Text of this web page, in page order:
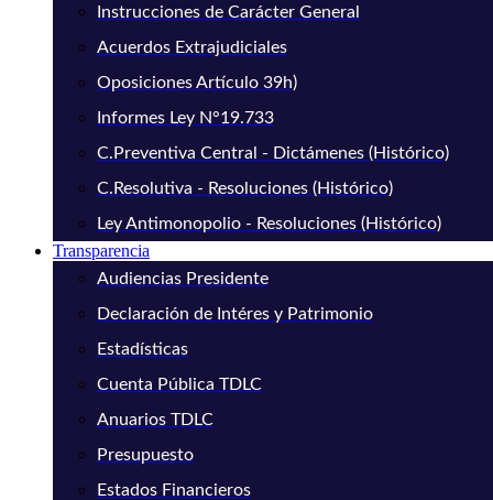
Instrucciones de Carácter General
Acuerdos Extrajudiciales
Oposiciones Artículo 39h)
Informes Ley N°19.733
C.Preventiva Central - Dictámenes (Histórico)
C.Resolutiva - Resoluciones (Histórico)
Ley Antimonopolio - Resoluciones (Histórico)
Transparencia
Audiencias Presidente
Declaración de Intéres y Patrimonio
Estadísticas
Cuenta Pública TDLC
Anuarios TDLC
Presupuesto
Estados Financieros